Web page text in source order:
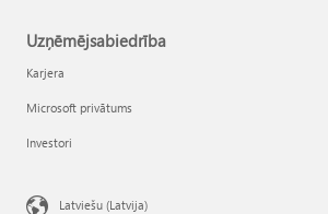
Uzņēmējsabiedrība
Karjera
Microsoft privātums
Investori
Latviešu (Latvija)